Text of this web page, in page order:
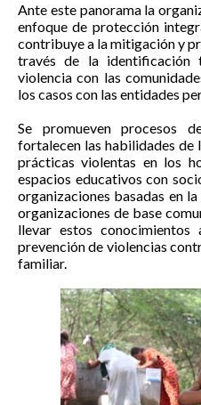
Ante este panorama la
enfoque de protección
contribuye a la mitigación y
través de la identificación
violencia con las
los casos con las entidades
Se promueven procesos
fortalecen las habilidades de
prácticas violentas en los
espacios educativos con
organizaciones basadas en
organizaciones de base
llevar estos conocimientos
prevención de violencias
familiar.